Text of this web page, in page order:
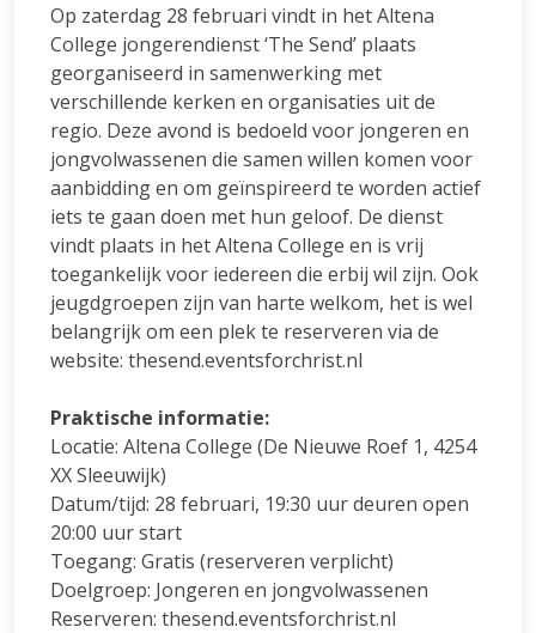
Op zaterdag 28 februari vindt in het Altena
College jongerendienst ‘The Send’ plaats
georganiseerd in samenwerking met
verschillende kerken en organisaties uit de
regio. Deze avond is bedoeld voor jongeren en
jongvolwassenen die samen willen komen voor
aanbidding en om geïnspireerd te worden actief
iets te gaan doen met hun geloof. De dienst
vindt plaats in het Altena College en is vrij
toegankelijk voor iedereen die erbij wil zijn. Ook
jeugdgroepen zijn van harte welkom, het is wel
belangrijk om een plek te reserveren via de
website: thesend.eventsforchrist.nl
Praktische informatie:
Locatie: Altena College (De Nieuwe Roef 1, 4254
XX Sleeuwijk)
Datum/tijd: 28 februari, 19:30 uur deuren open
20:00 uur start
Toegang: Gratis (reserveren verplicht)
Doelgroep: Jongeren en jongvolwassenen
Reserveren: thesend.eventsforchrist.nl